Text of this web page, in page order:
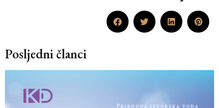
Posljedni članci